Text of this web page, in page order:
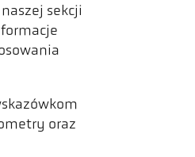
sekcji
oraz